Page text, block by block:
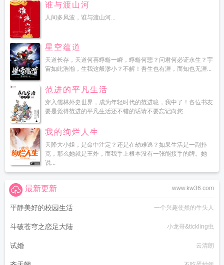
谁与渡山河
人间多风波，谁与渡山河...
星空蕴道
天道长存，天道何喜蜉蝣一瞬，蜉蝣何悲？问君何必证永生？宇
宙如此浩瀚，生我这般渺小？不解！吾生也有涯，而知也无涯...
范进的平凡生活
穿入儒林外史世界，成为年轻时代的范进噫，我中了！各位书友
要是觉得范进的平凡生活还不错的话请不要忘记向您...
我的绚烂人生
天降大小姐，是命中注定？还是在劫难逃？如果生活是一副扑
克，那么她就是王炸，而我手上根本没有一张能接手的牌。她
说...
www.kw36.com
最新更新
平静美好的校园生活 一个兴趣使然的牛头人
斗破苍穹之恋足大陆 小龙哥&tickling虫
试婚 云清朗